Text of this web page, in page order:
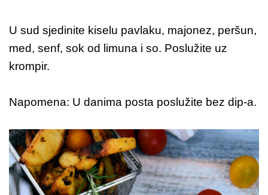
U sud sjedinite kiselu pavlaku, majonez, peršun,
med, senf, sok od limuna i so. Poslužite uz
krompir.
Napomena: U danima posta poslužite bez dip-a.